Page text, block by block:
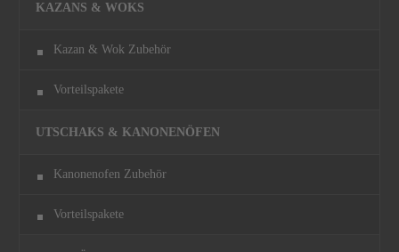
KAZANS & WOKS
Kazan & Wok Zubehör
Vorteilspakete
UTSCHAKS & KANONENÖFEN
Kanonenofen Zubehör
Vorteilspakete